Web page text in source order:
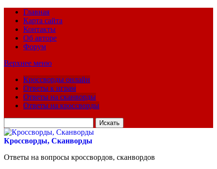
Главная
Карта сайта
Контакты
Об авторе
Форум
Верхнее меню
Кроссворды онлайн
Ответы к играм
Ответы на сканворды
Ответы на кроссворды
для:
Кроссворды, Сканворды
Ответы на вопросы кроссвордов, сканвордов